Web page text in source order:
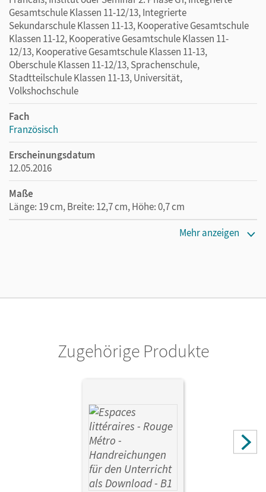
Gesamtschule Klassen 11-12/13, Integrierte
Sekundarschule Klassen 11-13, Kooperative Gesamtschule
Klassen 11-12, Kooperative Gesamtschule Klassen 11-
12/13, Kooperative Gesamtschule Klassen 11-13,
Oberschule Klassen 11-12/13, Sprachenschule,
Stadtteilschule Klassen 11-13, Universität,
Volkshochschule
Fach
Französisch
Erscheinungsdatum
12.05.2016
Maße
Länge: 19 cm, Breite: 12,7 cm, Höhe: 0,7 cm
Mehr anzeigen
Zugehörige Produkte